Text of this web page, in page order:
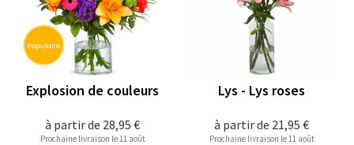
à partir de 28,95 €
Explosion de couleurs
Prochaine livraison le 11 août
à partir de 21,95 €
Lys - Lys roses
Prochaine livraison le 11 août